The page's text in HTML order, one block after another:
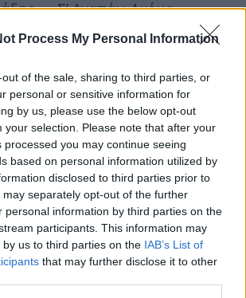
Process My Personal Information
of the sale, sharing to third parties, or
personal or sensitive information for
by us, please use the below opt-out
your selection. Please note that after your
processed you may continue seeing
based on personal information utilized by
disclosed to third parties prior to
separately opt-out of the further
personal information by third parties on the
participants. This information may
us to third parties on the IAB’s List of
that may further disclose it to other
– «Σ’ Αγαπάω Ακόμα»
Heart»
– «Αυτό Που Ήθελα» & «Φταίω Κι
«Σε Κάποιο Μήνυμα»
Μια Θεά» & «Μπερδέματα»
Μαλού – «Πόσο Πόσο»
– «Αφού Σε Βρήκα Δε Σ’
& Τάνια Μπρεάζου – «Μέσα Σου»